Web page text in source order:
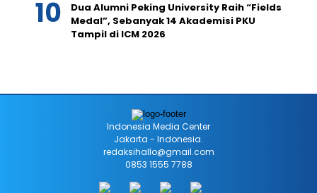
Dua Alumni Peking University Raih “Fields
Medal”, Sebanyak 14 Akademisi PKU
Tampil di ICM 2026
Indonesia Media Center
Jakarta - Indonesia.
redaksihallo@gmail.com
0853 1555 7788